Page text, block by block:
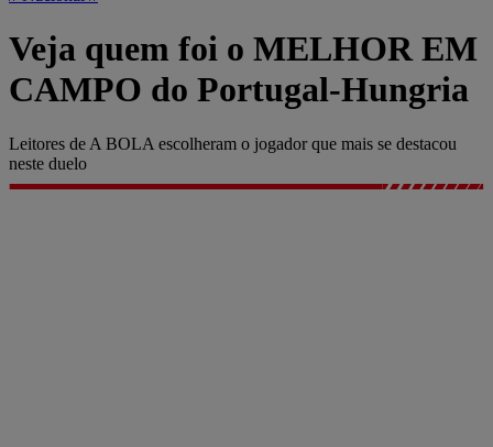
Veja quem foi o MELHOR EM
CAMPO do Portugal-Hungria
Leitores de A BOLA escolheram o jogador que mais se destacou
neste duelo